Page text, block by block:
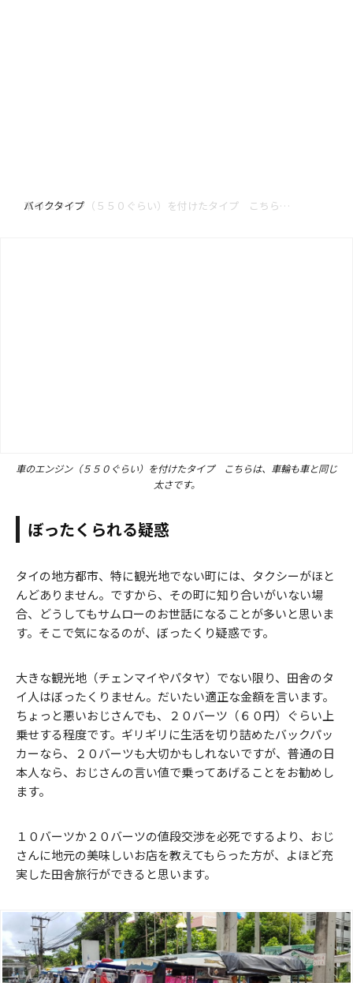
車のエンジン（５５０ぐらい）を付けたタイプ こちらは、車輪も車と同じ太さです。
バイクタイプ
雨よけフード付きサムロー
車のエンジン（５５０ぐらい）を付けたタイプ こちらは、車輪も車と同じ
太さです。
ぼったくられる疑惑
タイの地方都市、特に観光地でない町には、タクシーがほと
んどありません。ですから、その町に知り合いがいない場
合、どうしてもサムローのお世話になることが多いと思いま
す。そこで気になるのが、ぼったくり疑惑です。
大きな観光地（チェンマイやパタヤ）でない限り、田舎のタ
イ人はぼったくりません。だいたい適正な金額を言います。
ちょっと悪いおじさんでも、２０バーツ（６０円）ぐらい上
乗せする程度です。ギリギリに生活を切り詰めたバックパッ
カーなら、２０バーツも大切かもしれないですが、普通の日
本人なら、おじさんの言い値で乗ってあげることをお勧めし
ます。
１０バーツか２０バーツの値段交渉を必死でするより、おじ
さんに地元の美味しいお店を教えてもらった方が、よほど充
実した田舎旅行ができると思います。